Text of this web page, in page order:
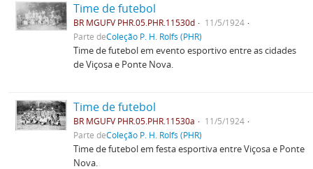
Time de futebol
BR MGUFV PHR.05.PHR.11530d
11/5/1924
Parte deColeção P. H. Rolfs (PHR)
Time de futebol em evento esportivo entre as cidades
de Viçosa e Ponte Nova.
Time de futebol
BR MGUFV PHR.05.PHR.11530a
11/5/1924
Parte deColeção P. H. Rolfs (PHR)
Time de futebol em festa esportiva entre Viçosa e Ponte
Nova.